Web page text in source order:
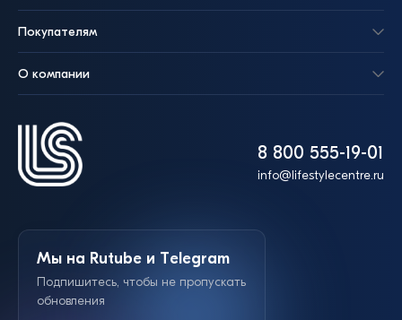
8 800 555-19-01
info@lifestylecentre.ru
Покупателям
О компании
Мы на Rutube и Telegram
Подпишитесь, чтобы не пропускать
обновления